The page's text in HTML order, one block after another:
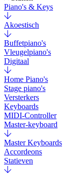
Piano's & Keys
Akoestisch
Buffetpiano's
Vleugelpiano's
Digitaal
Home Piano's
Stage piano's
Versterkers
Keyboards
MIDI-Controller
Master-keyboard
Master Keyboards
Accordeons
Statieven